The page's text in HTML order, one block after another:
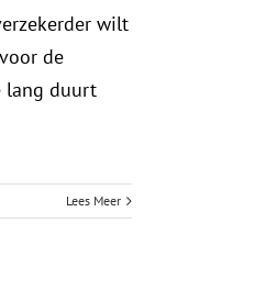
wilt
de
lang duurt
Lees Meer